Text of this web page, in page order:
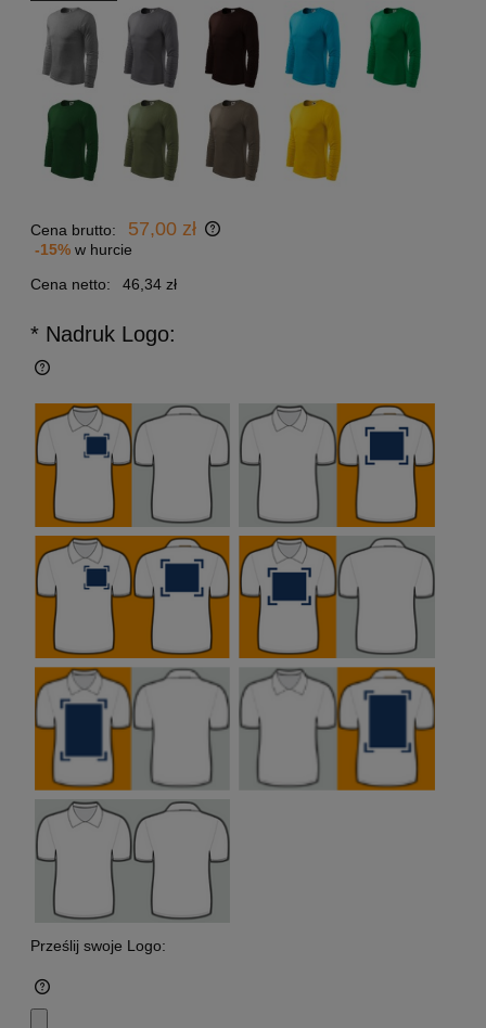
Cena brutto: 57,00 zł
-15% w hurcie
Cena netto:
46,34 zł
* Nadruk Logo:
Prześlij swoje Logo: